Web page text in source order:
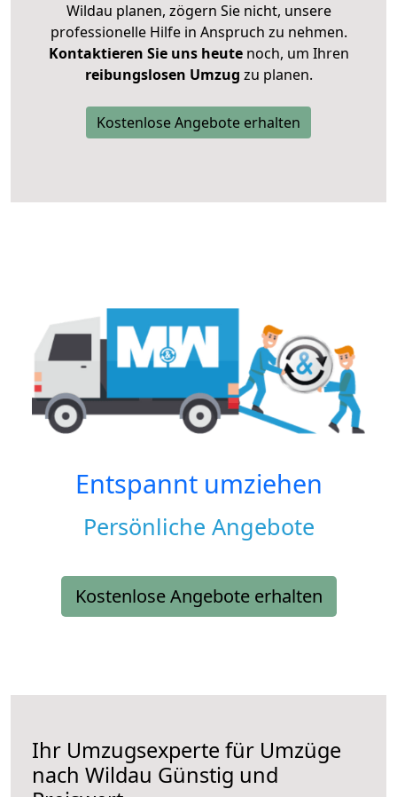
Wildau planen, zögern Sie nicht, unsere
professionelle Hilfe in Anspruch zu nehmen.
Kontaktieren Sie uns heutenoch, um Ihren
reibungslosen Umzug zu planen.
Kostenlose Angebote erhalten
Entspannt umziehen
Persönliche Angebote
Kostenlose Angebote erhalten
Ihr Umzugsexperte für Umzüge
nach Wildau Günstig und